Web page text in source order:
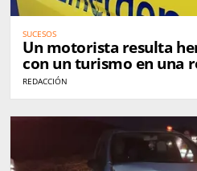
SUCESOS
Un motorista resulta
con un turismo en una
REDACCIÓN